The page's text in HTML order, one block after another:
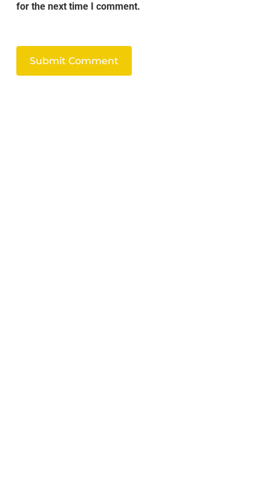
for the next time I comment.